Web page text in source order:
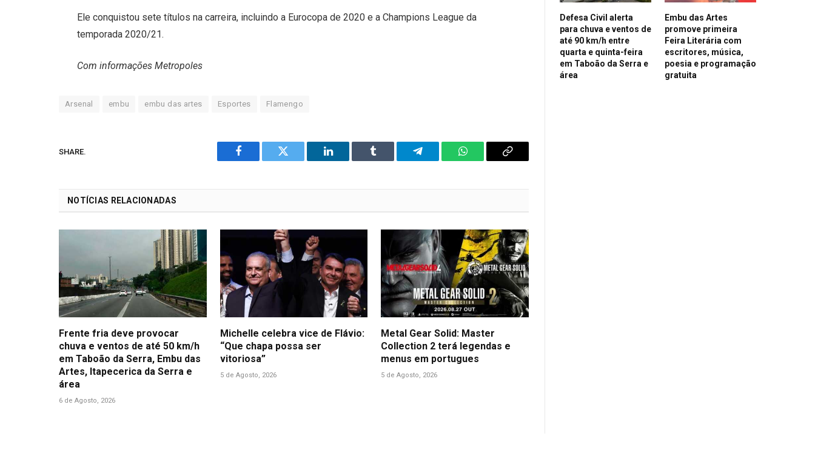
Ele conquistou sete títulos na carreira, incluindo a Eurocopa de 2020 e a Champions League da
temporada 2020/21.
Com informações Metropoles
Arsenal embu embu das artes Esportes Flamengo
SHARE.
Facebook Twitter LinkedIn Tumblr Telegram WhatsAppCopy
NOTÍCIAS RELACIONADAS
Frente fria deve provocar
chuva e ventos de até 50 km/h
em Taboão da Serra, Embu das
Artes, Itapecerica da Serra e
área
6 de Agosto, 2026
Michelle celebra vice de Flávio:
“Que chapa possa ser
vitoriosa”
5 de Agosto, 2026
Metal Gear Solid: Master
Collection 2 terá legendas e
menus em portugues
5 de Agosto, 2026
Defesa Civil alerta
para chuva e ventos de
até 90 km/h entre
quarta e quinta-feira
em Taboão da Serra e
área
Embu das Artes
promove primeira
Feira Literária com
escritores, música,
poesia e programação
gratuita